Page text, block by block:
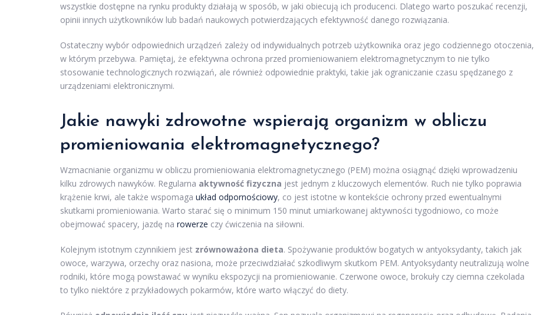
wszystkie dostępne na rynku produkty działają w sposób, w jaki obiecują ich producenci. Dlatego warto poszukać recenzji,
opinii innych użytkowników lub badań naukowych potwierdzających efektywność danego rozwiązania.
Ostateczny wybór odpowiednich urządzeń zależy od indywidualnych potrzeb użytkownika oraz jego codziennego otoczenia,
w którym przebywa. Pamiętaj, że efektywna ochrona przed promieniowaniem elektromagnetycznym to nie tylko
stosowanie technologicznych rozwiązań, ale również odpowiednie praktyki, takie jak ograniczanie czasu spędzanego z
urządzeniami elektronicznymi.
Jakie nawyki zdrowotne wspierają organizm w obliczu
promieniowania elektromagnetycznego?
Wzmacnianie organizmu w obliczu promieniowania elektromagnetycznego (PEM) można osiągnąć dzięki wprowadzeniu
kilku zdrowych nawyków. Regularna aktywność fizyczna jest jednym z kluczowych elementów. Ruch nie tylko poprawia
krążenie krwi, ale także wspomaga układ odpornościowy, co jest istotne w kontekście ochrony przed ewentualnymi
skutkami promieniowania. Warto starać się o minimum 150 minut umiarkowanej aktywności tygodniowo, co może
obejmować spacery, jazdę na rowerze czy ćwiczenia na siłowni.
Kolejnym istotnym czynnikiem jest zrównoważona dieta. Spożywanie produktów bogatych w antyoksydanty, takich jak
owoce, warzywa, orzechy oraz nasiona, może przeciwdziałać szkodliwym skutkom PEM. Antyoksydanty neutralizują wolne
rodniki, które mogą powstawać w wyniku ekspozycji na promieniowanie. Czerwone owoce, brokuły czy ciemna czekolada
to tylko niektóre z przykładowych pokarmów, które warto włączyć do diety.